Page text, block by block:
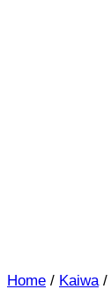
Home / Kaiwa /